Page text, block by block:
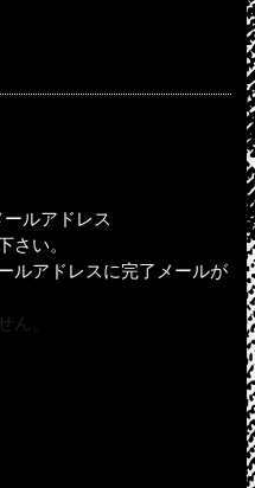
ルアドレス
さい。
ルアドレスに完了メールが
ん。